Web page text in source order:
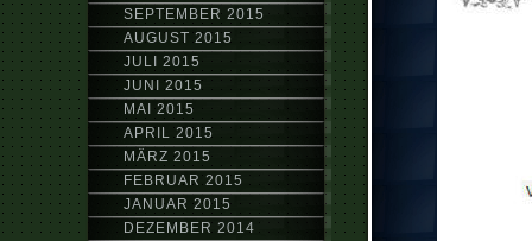
SEPTEMBER 2015
AUGUST 2015
JULI 2015
JUNI 2015
MAI 2015
APRIL 2015
MÄRZ 2015
FEBRUAR 2015
JANUAR 2015
DEZEMBER 2014